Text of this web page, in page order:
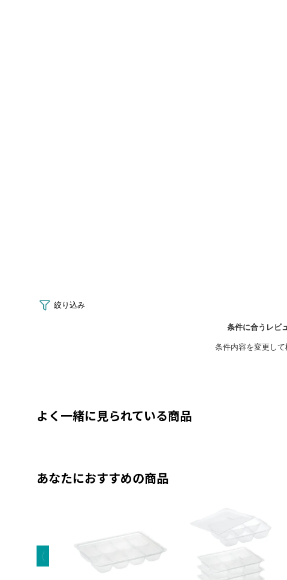
よく一緒に見られている商品
あなたにおすすめの商品